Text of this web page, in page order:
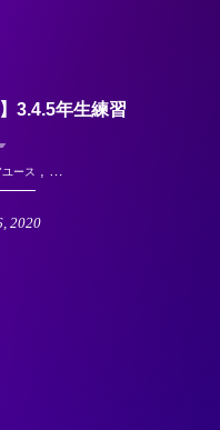
3.4.5年生練習
ース
,2020